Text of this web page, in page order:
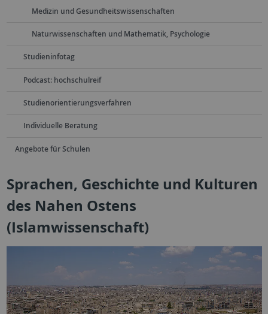
Medizin und Gesundheitswissenschaften
Naturwissenschaften und Mathematik, Psychologie
Studieninfotag
Podcast: hochschulreif
Studienorientierungsverfahren
Individuelle Beratung
Angebote für Schulen
Sprachen, Geschichte und Kulturen
des Nahen Ostens
(Islamwissenschaft)